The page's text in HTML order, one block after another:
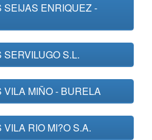
ENRIQUEZ -
S.L.
MIÑO - BURELA
RIO MI?O S.A.